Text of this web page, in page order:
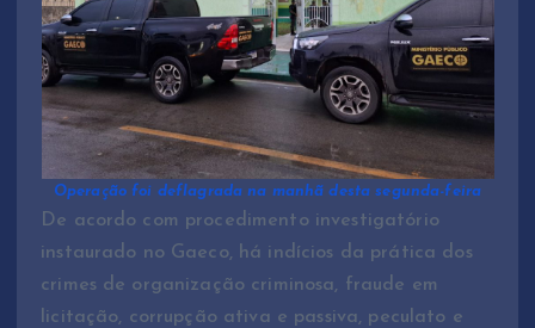
Operação foi deflagrada na manhã desta segunda-feira
De acordo com procedimento investigatório
instaurado no Gaeco, há indícios da prática dos
crimes de organização criminosa, fraude em
licitação, corrupção ativa e passiva, peculato e